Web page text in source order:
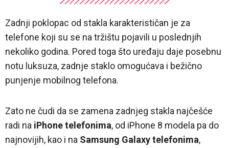
Zadnji poklopac od stakla karakterističan je za
telefone koji su se na tržištu pojavili u poslednjih
nekoliko godina. Pored toga što uređaju daje posebnu
notu luksuza, zadnje staklo omogućava i bežično
punjenje mobilnog telefona.
Zato ne čudi da se zamena zadnjeg stakla najčešće
radi na iPhone telefonima, od iPhone 8 modela pa do
najnovijih, kao i na Samsung Galaxy telefonima,